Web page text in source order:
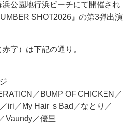
公園地行浜ビーチにて開催され
SHOT2026』の第3弾出演
字）は下記の通り。
／BUMP OF CHICKEN／
iri／My Hair is Bad／なとり／
Vaundy／優里